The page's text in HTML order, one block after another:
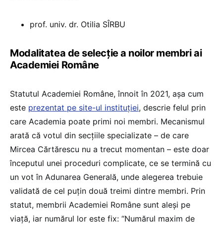
prof. univ. dr. Otilia SÎRBU
Modalitatea de selecție a noilor membri ai
Academiei Române
Statutul Academiei Române, înnoit în 2021, așa cum
este prezentat pe site-ul instituției, descrie felul prin
care Academia poate primi noi membri. Mecanismul
arată că votul din secțiile specializate – de care
Mircea Cărtărescu nu a trecut momentan – este doar
începutul unei proceduri complicate, ce se termină cu
un vot în Adunarea Generală, unde alegerea trebuie
validată de cel puțin două treimi dintre membri. Prin
statut, membrii Academiei Române sunt aleși pe
viață, iar numărul lor este fix: “Numărul maxim de